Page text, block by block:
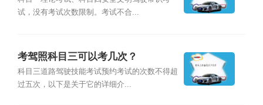
试，没有考试次数限制。考试不合...
考驾照科目三可以考几次？
科目三道路驾驶技能考试预约考试的次数不得超
过五次，以下是关于它的详细介...